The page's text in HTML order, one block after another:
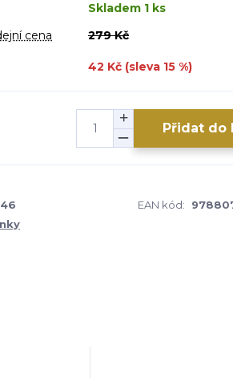
Skladem 1 ks
cena
279 Kč
42 Kč (sleva 15 %)
Přidat do
EAN kód: